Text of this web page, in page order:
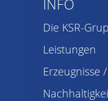
INFO
Die KSR-
Leistungen
Erzeugnisse